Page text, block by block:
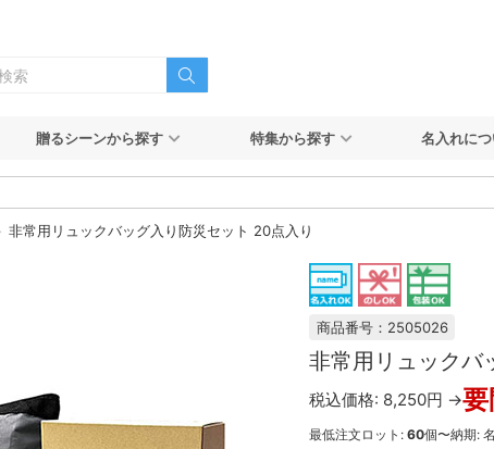
贈るシーンから探す 特集から探す 名入れに
非常用リュックバッグ入り防災セット 20点入り
商品番号：2505026
非常用リュックバ
税込価格: 8,250円 →
最低注文ロット: 60個〜納期: